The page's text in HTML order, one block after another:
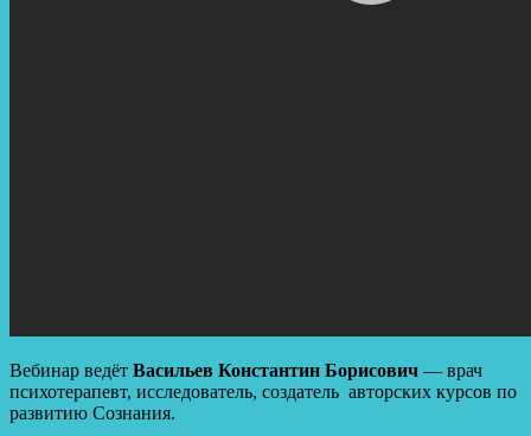
Вебинар ведёт Васильев Константин Борисович — врач
психотерапевт, исследователь, создатель авторских курсов по
развитию Сознания.